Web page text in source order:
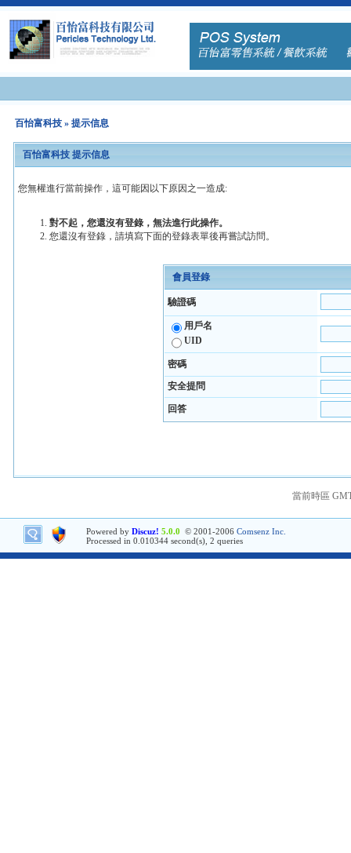
百怡富科技 » 提示信息
百怡富科技 提示信息
您無權進行當前操作，這可能因以下原因之一造成:
對不起，您還沒有登錄，無法進行此操作。
您還沒有登錄，請填寫下面的登錄表單後再嘗試訪問。
會員登錄
驗證碼
用戶名
UID
密碼
安全提問
回答
當前時區
Powered by Discuz! 5.0.0 © 2001-2006 Comsenz Inc.
Processed in 0.010344 second(s), 2 queries